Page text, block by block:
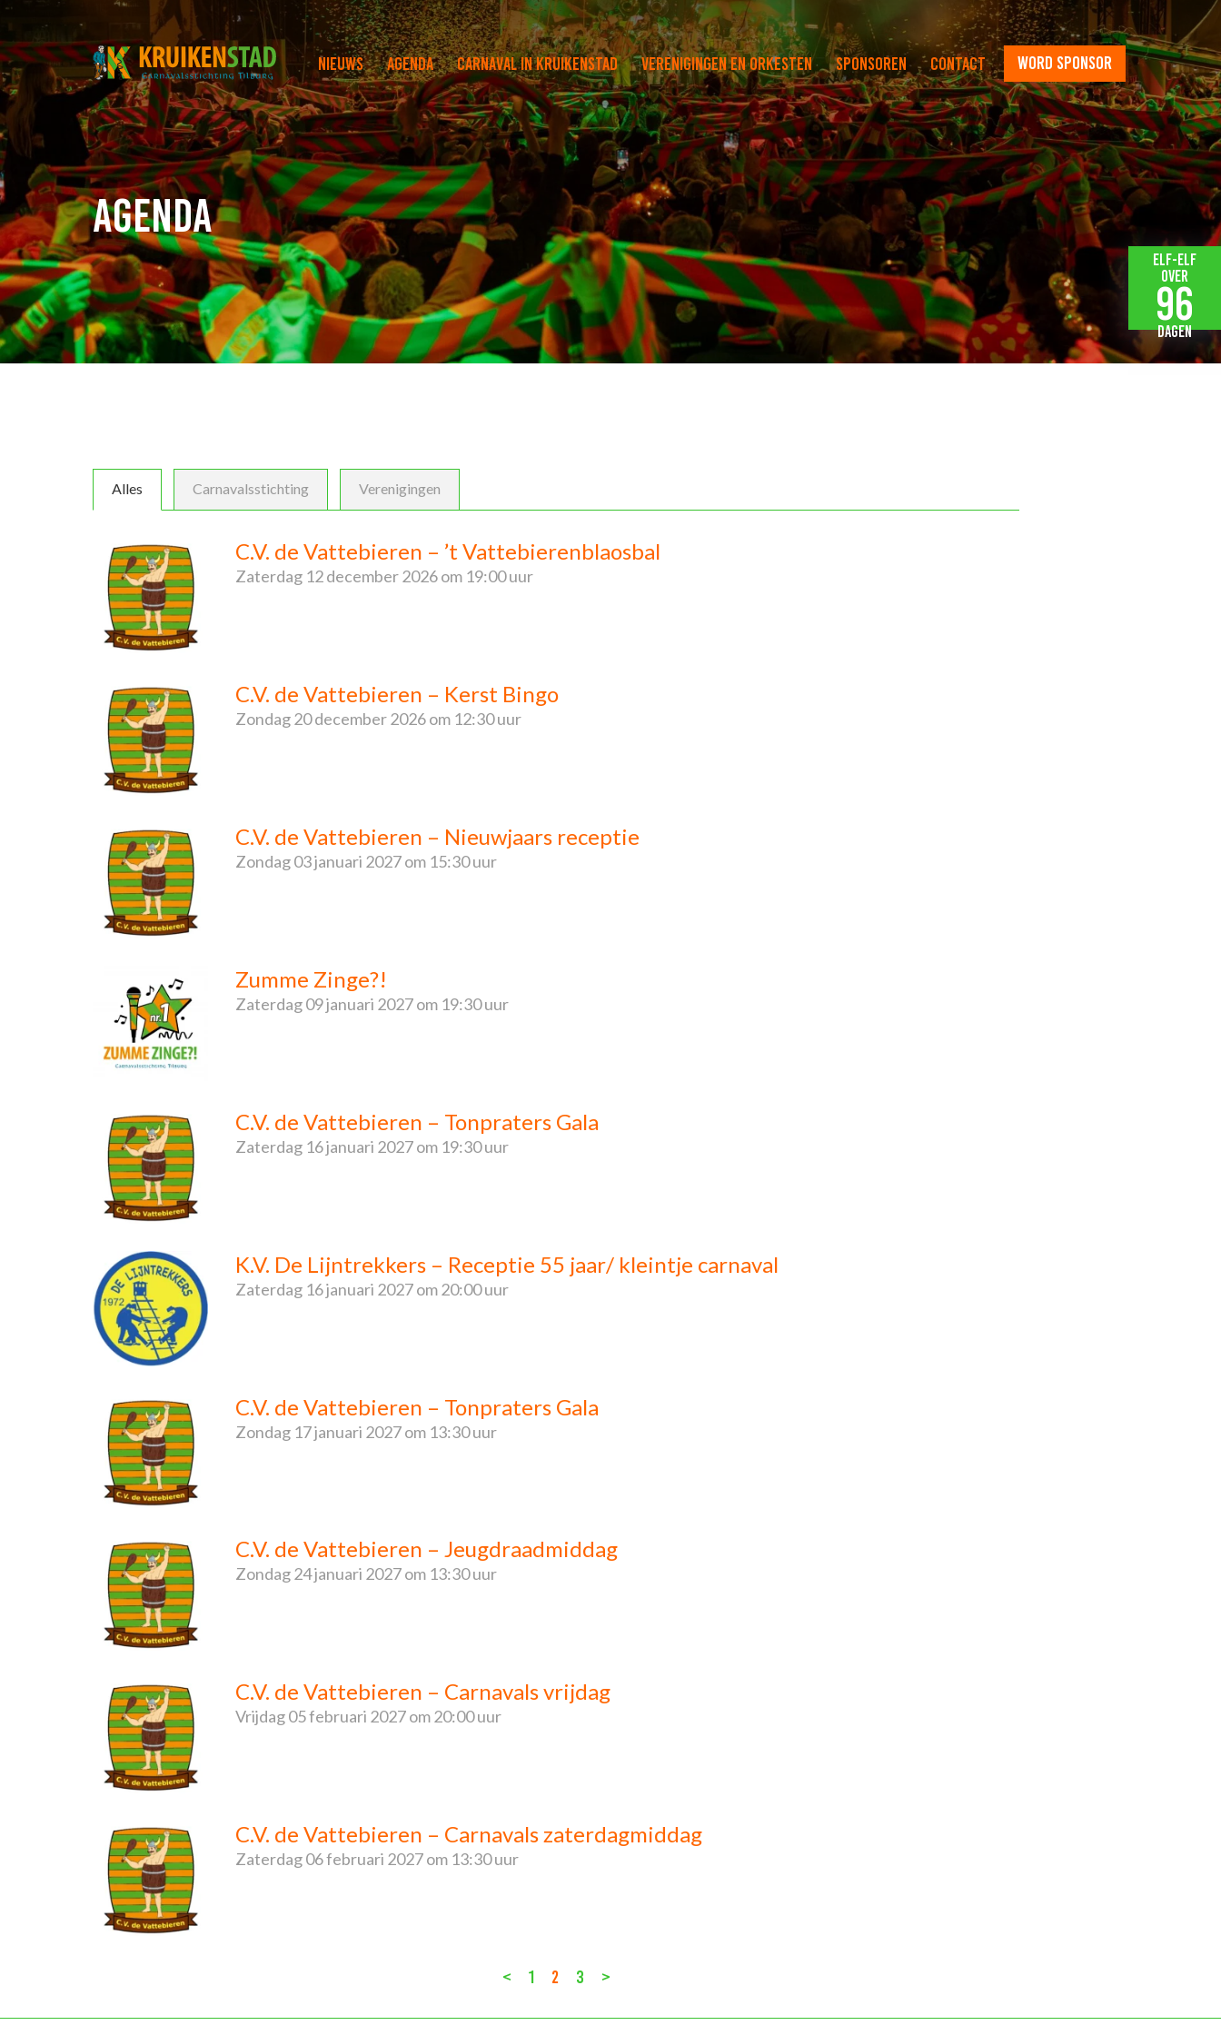
Nieuws Agenda Carnaval in Kruikenstad Verenigingen en orkesten Sponsoren Contact word sponsor
Agenda
Alles Carnavalsstichting Verenigingen
C.V. de Vattebieren – ’t Vattebierenblaosbal
Zaterdag12 december 2026om 19:00 uur
C.V. de Vattebieren – Kerst Bingo
Zondag20 december 2026om 12:30 uur
C.V. de Vattebieren – Nieuwjaars receptie
Zondag03 januari 2027om 15:30 uur
Zumme Zinge?!
Zaterdag09 januari 2027om 19:30 uur
C.V. de Vattebieren – Tonpraters Gala
Zaterdag16 januari 2027om 19:30 uur
K.V. De Lijntrekkers – Receptie 55 jaar/ kleintje carnaval
Zaterdag16 januari 2027om 20:00 uur
C.V. de Vattebieren – Tonpraters Gala
Zondag17 januari 2027om 13:30 uur
C.V. de Vattebieren – Jeugdraadmiddag
Zondag24 januari 2027om 13:30 uur
C.V. de Vattebieren – Carnavals vrijdag
Vrijdag05 februari 2027om 20:00 uur
C.V. de Vattebieren – Carnavals zaterdagmiddag
Zaterdag06 februari 2027om 13:30 uur
< 1 2 3 >
Elf-elf
over
96
dagen